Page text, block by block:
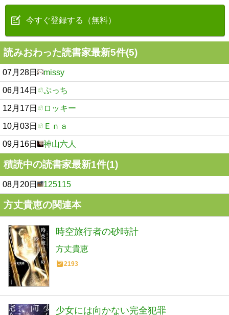
今すぐ登録する（無料）
読みおわった読書家最新5件(5)
07月28日 missy
06月14日 ぷっち
12月17日 ロッキー
10月03日 Ｅｎａ
09月16日 神山六人
積読中の読書家最新1件(1)
08月20日 125115
方丈貴恵の関連本
時空旅行者の砂時計
方丈貴恵
2193
少女には向かない完全犯罪